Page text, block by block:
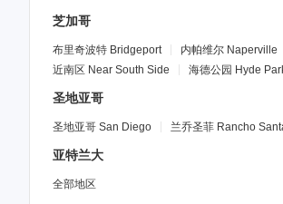
芝加哥
布里奇波特 Bridgeport 内帕维尔 Naperville
近南区 Near South Side 海德公园 Hyde
圣地亚哥
圣地亚哥 San Diego 兰乔圣菲 Rancho
亚特兰大
全部地区